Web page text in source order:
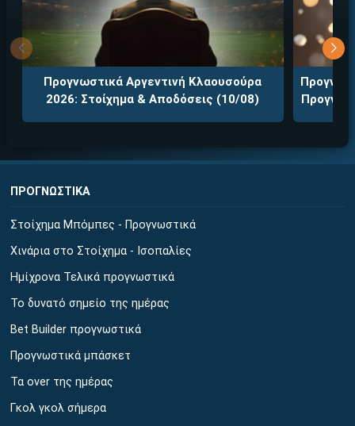
Προγνωστικά Αργεντινή Κλαουσούρα
2026: Στοίχημα & Αποδόσεις (10/08)
ΠΡΟΓΝΩΣΤΙΚΑ
Στοίχημα Μπόμπες - Προγνωστικά
Χινάρια στο Στοίχημα - Ισοπαλίες
Ημίχρονα Τελικά προγνωστικά
Το δυνατό σημείο της ημέρας
Bet Builder προγνωστικά
Προγνωστικά μπάσκετ
Τα over της ημέρας
Γκολ γκολ σήμερα